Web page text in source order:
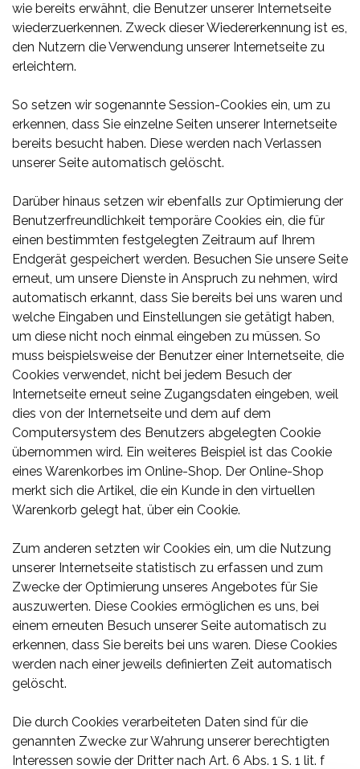
wie bereits erwähnt, die Benutzer unserer Internetseite
wiederzuerkennen. Zweck dieser Wiedererkennung ist es,
den Nutzern die Verwendung unserer Internetseite zu
erleichtern.
So setzen wir sogenannte Session-Cookies ein, um zu
erkennen, dass Sie einzelne Seiten unserer Internetseite
bereits besucht haben. Diese werden nach Verlassen
unserer Seite automatisch gelöscht.
Darüber hinaus setzen wir ebenfalls zur Optimierung der
Benutzerfreundlichkeit temporäre Cookies ein, die für
einen bestimmten festgelegten Zeitraum auf Ihrem
Endgerät gespeichert werden. Besuchen Sie unsere Seite
erneut, um unsere Dienste in Anspruch zu nehmen, wird
automatisch erkannt, dass Sie bereits bei uns waren und
welche Eingaben und Einstellungen sie getätigt haben,
um diese nicht noch einmal eingeben zu müssen. So
muss beispielsweise der Benutzer einer Internetseite, die
Cookies verwendet, nicht bei jedem Besuch der
Internetseite erneut seine Zugangsdaten eingeben, weil
dies von der Internetseite und dem auf dem
Computersystem des Benutzers abgelegten Cookie
übernommen wird. Ein weiteres Beispiel ist das Cookie
eines Warenkorbes im Online-Shop. Der Online-Shop
merkt sich die Artikel, die ein Kunde in den virtuellen
Warenkorb gelegt hat, über ein Cookie.
Zum anderen setzten wir Cookies ein, um die Nutzung
unserer Internetseite statistisch zu erfassen und zum
Zwecke der Optimierung unseres Angebotes für Sie
auszuwerten. Diese Cookies ermöglichen es uns, bei
einem erneuten Besuch unserer Seite automatisch zu
erkennen, dass Sie bereits bei uns waren. Diese Cookies
werden nach einer jeweils definierten Zeit automatisch
gelöscht.
Die durch Cookies verarbeiteten Daten sind für die
genannten Zwecke zur Wahrung unserer berechtigten
Interessen sowie der Dritter nach Art. 6 Abs. 1 S. 1 lit. f